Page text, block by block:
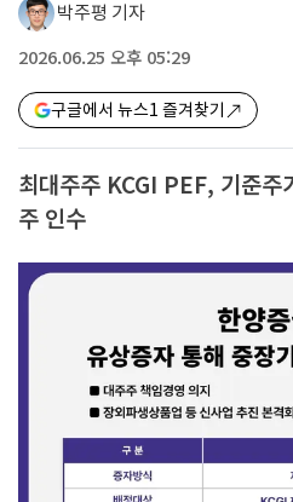
박주평 기자
2026.06.25 오후 05:29
구글에서 뉴스1 즐겨찾기
최대주주 KCGI PEF, 기준
주 인수